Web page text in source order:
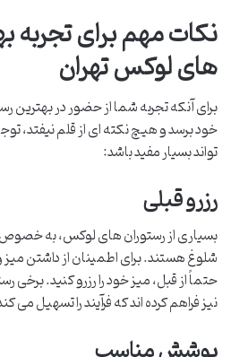
نکات مهم برای تجربه
های لوکس تهران
برای آنکه تجربه شما از حضور در بهترین
خود برسد و هیچ نکته ای از قلم نیفتد،
تواند بسیار مفید باشد:
رزرو قبلی
بسیاری از رستوران های لوکس، به
شلوغ هستند. برای اطمینان از داشتن میز
حتماً از قبل، میز خود را رزرو کنید. برخی
نیز فراهم کرده اند که فرآیند را تسهیل می